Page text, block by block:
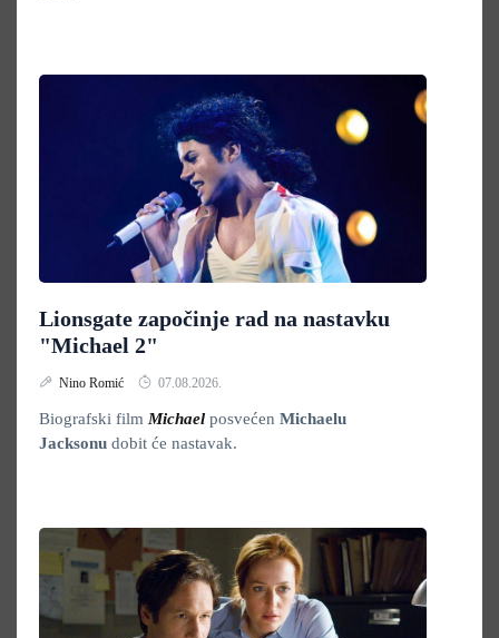
Lionsgate započinje rad na nastavku
"Michael 2"
Nino Romić 07.08.2026.
Biografski film Michael posvećen Michaelu
Jacksonu dobit će nastavak.